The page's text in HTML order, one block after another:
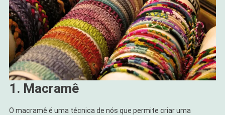
1. Macramê
O macramê é uma técnica de nós que permite criar uma